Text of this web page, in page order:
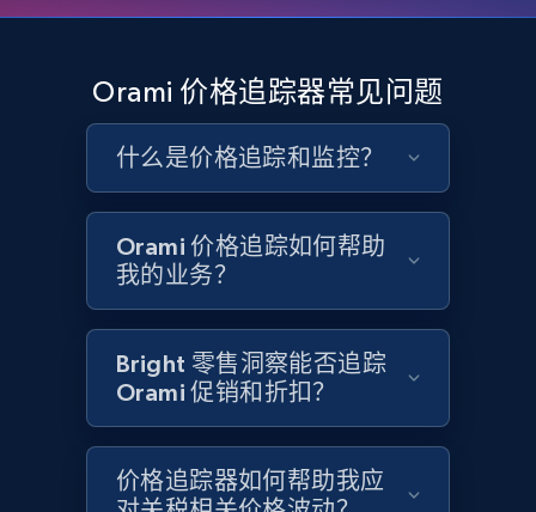
more.
2.4K+ 200+ 立即开始
Google Shopping - collects products from
web using keywords
URL, Product id, Title, Product description,
Rating, Reviews count, Images, Variations, and
more.
200+ 立即开始
Home Depot US
Orami 价格追踪器常见问题
什么是价格追踪和监控？
Orami 价格追踪如何帮助
我的业务？
Bright 零售洞察能否追踪
Orami 促销和折扣？
价格追踪器如何帮助我应